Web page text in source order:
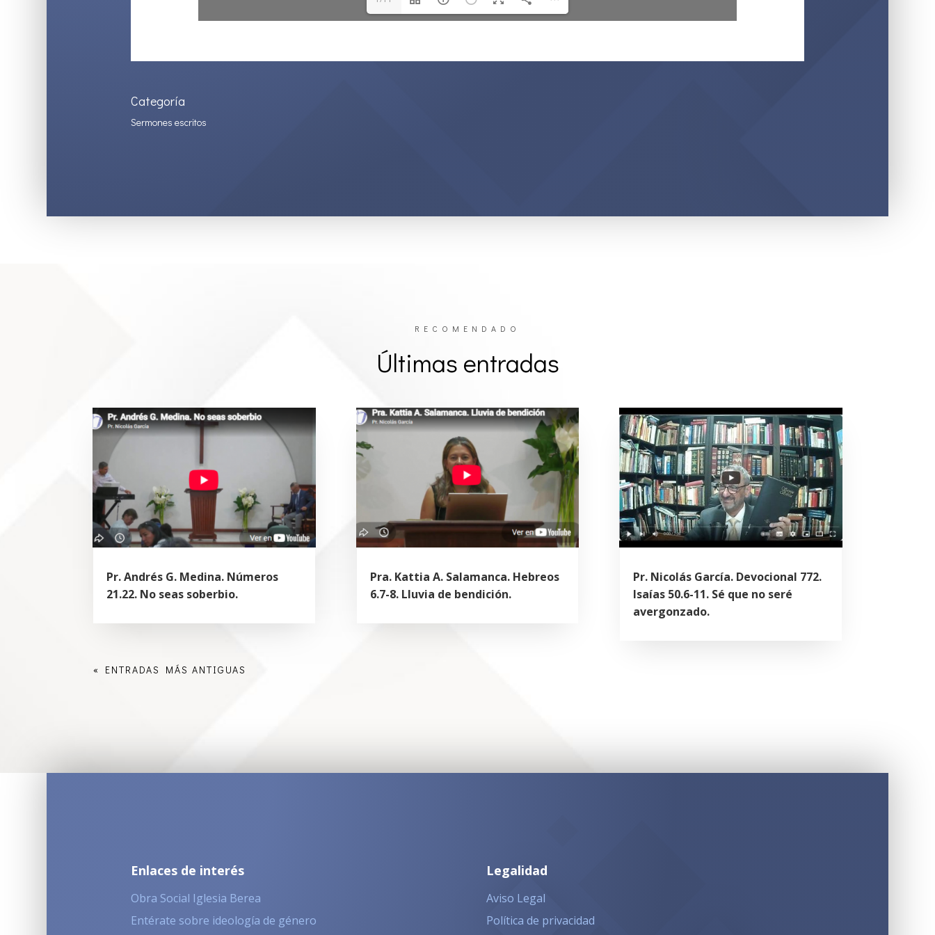
Categoría
Sermones escritos
RECOMENDADO
Últimas entradas
Pr. Andrés G. Medina. Números
21.22. No seas soberbio.
Pra. Kattia A. Salamanca. Hebreos
6.7-8. Lluvia de bendición.
Pr. Nicolás García. Devocional 772.
Isaías 50.6-11. Sé que no seré
avergonzado.
« ENTRADAS MÁS ANTIGUAS
Enlaces de interés
Obra Social Iglesia Berea
Entérate sobre ideología de género
Legalidad
Aviso Legal
Política de privacidad